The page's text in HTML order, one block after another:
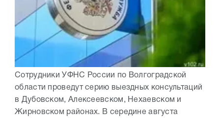
Сотрудники УФНС России по Волгоградской
области проведут серию выездных консультаций
в Дубовском, Алексеевском, Нехаевском и
Жирновском районах. В середине августа